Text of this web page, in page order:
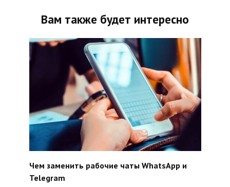
Вам также будет интересно
Чем заменить рабочие чаты WhatsApp и
Telegram